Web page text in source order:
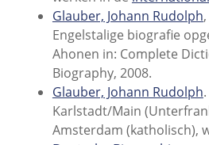
Glauber, Johann Rudolph
Engelstalige biografie
Ahonen in: Complete
Biography, 2008.
Glauber, Johann Rudolph
Karlstadt/Main
Amsterdam (katholisch),